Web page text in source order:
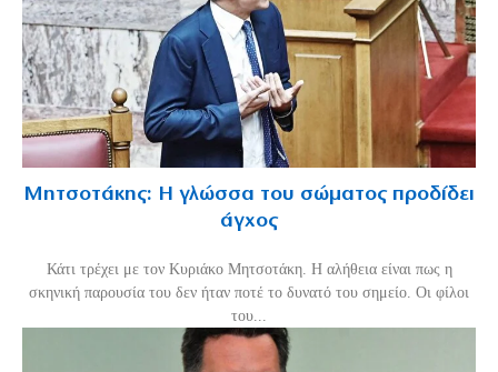
Μητσοτάκης: Η γλώσσα του σώματος προδίδει
άγχος
Κάτι τρέχει με τον Κυριάκο Μητσοτάκη. Η αλήθεια είναι πως η
σκηνική παρουσία του δεν ήταν ποτέ το δυνατό του σημείο. Οι φίλοι
του...